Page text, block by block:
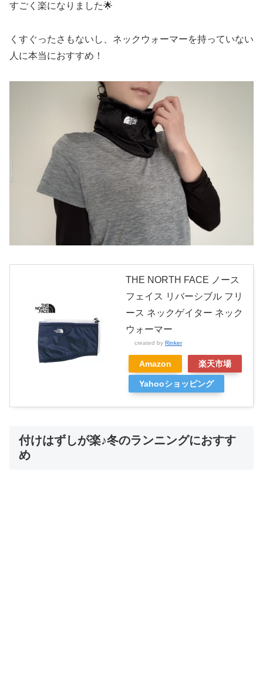
すごく楽になりました🌟
くすぐったさもないし、ネックウォーマーを持っていない
人に本当におすすめ！
THE NORTH FACE ノース
フェイス リバーシブル フリ
ース ネックゲイター ネック
ウォーマー
created by Rinker
Amazon 楽天市場
Yahooショッピング
付けはずしが楽♪冬のランニングにおすす
め